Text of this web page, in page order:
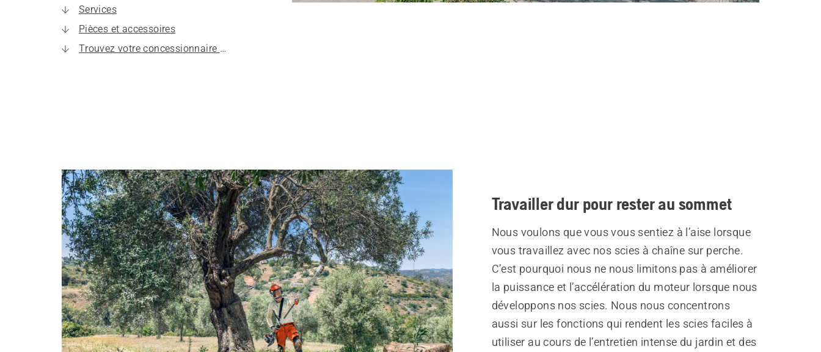
Services
Pièces et accessoires
Trouvez votre concessionnaire local
Travailler dur pour rester au sommet
Nous voulons que vous vous sentiez à l’aise lorsque
vous travaillez avec nos scies à chaîne sur perche.
C’est pourquoi nous ne nous limitons pas à améliorer
la puissance et l’accélération du moteur lorsque nous
développons nos scies. Nous nous concentrons
aussi sur les fonctions qui rendent les scies faciles à
utiliser au cours de l’entretien intense du jardin et des